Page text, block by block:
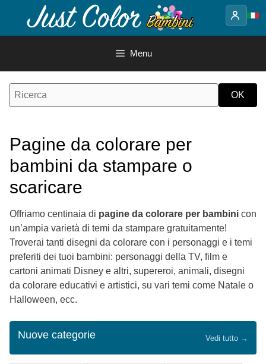
contenuto
Menu
Pagine da colorare per
bambini da stampare o
scaricare
Offriamo centinaia di pagine da colorare per bambini con
un’ampia varietà di temi da stampare gratuitamente!
Troverai tanti disegni da colorare con i personaggi e i temi
preferiti dei tuoi bambini: personaggi della TV, film e
cartoni animati Disney e altri, supereroi, animali, disegni
da colorare educativi e artistici, su vari temi come Natale o
Halloween, ecc.
Nuove categorie Vedi tutto →